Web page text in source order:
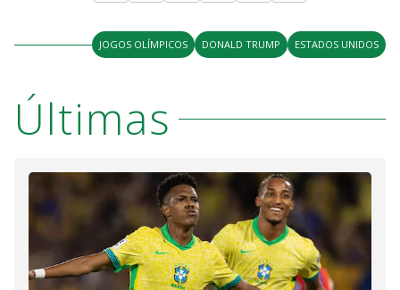
JOGOS OLÍMPICOS DONALD TRUMP ESTADOS UNIDOS
Últimas